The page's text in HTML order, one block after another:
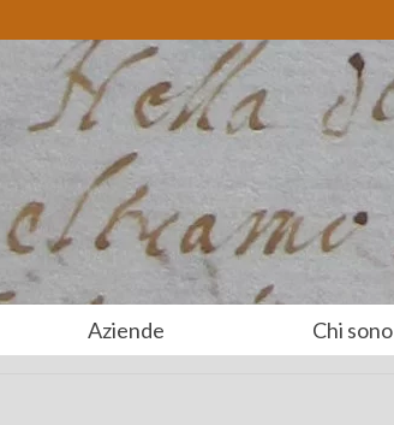
Aziende Chi sono